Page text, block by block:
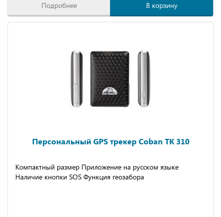
Подробнее В корзину
Персональный GPS трекер Coban TK 310
Компактный размер Приложение на русском языке
Наличие кнопки SOS Функция геозабора